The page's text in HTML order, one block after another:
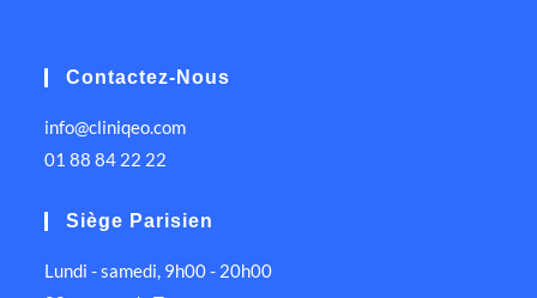
Contactez-Nous
info@cliniqeo.com
01 88 84 22 22
Siège Parisien
Lundi - samedi, 9h00 - 20h00